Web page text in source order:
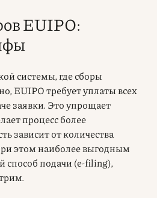
EUIPO:
системы, где сборы
EUIPO требует уплаты всех
заявки. Это упрощает
процесс более
зависит от количества
этом наиболее выгодным
способ подачи (e-filing),